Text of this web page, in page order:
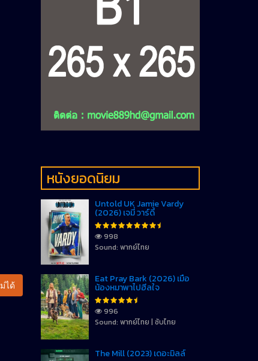
ได้
หนังยอดนิยม
Untold UK Jamie Vardy
(2026) เจมี่ วาร์ดี้
998
Sound: พากย์ไทย
Eat Pray Bark (2026) เมื่อ
น้องหมาพาไปฮีลใจ
996
Sound: พากย์ไทย | ซับไทย
The Mill (2023) เดอะมิลล์